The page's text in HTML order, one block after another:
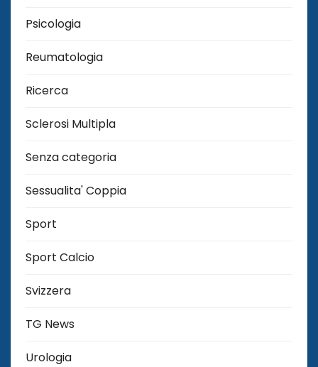
Psicologia
Reumatologia
Ricerca
Sclerosi Multipla
Senza categoria
Sessualita' Coppia
Sport
Sport Calcio
Svizzera
TG News
Urologia